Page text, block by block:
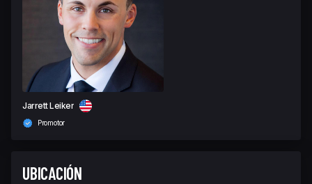
Jarrett Leiker
Promotor
UBICACIÓN